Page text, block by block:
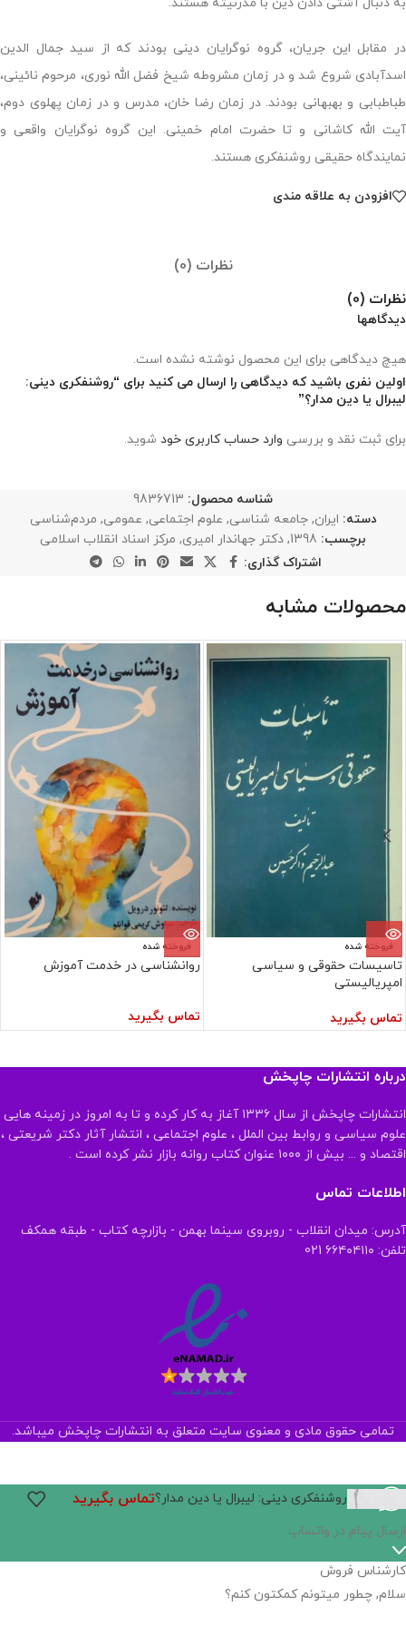
در مقابل این جریان، گروه نوگرایان دینی بودند که از سید جمال الدین
اسدآبادی شروع شد و در زمان مشروطه شیخ فضل الله نوری، مرحوم نائینی،
طباطبابی و بهبهانی بودند. در زمان رضا خان، مدرس و در زمان پهلوی دوم،
آیت الله کاشانی و تا حضرت امام خمینی. این گروه نوگرایان واقعی و
نمایندگاه حقیقی روشنفکری هستند.
افزودن به علاقه مندی
نظرات (0)
نظرات (0)
دیدگاهها
هیچ دیدگاهی برای این محصول نوشته نشده است.
اولین نفری باشید که دیدگاهی را ارسال می کنید برای “روشنفکری دینی:
لیبرال یا دین مدار؟”
برای ثبت نقد و بررسی وارد حساب کاربری خود شوید.
شناسه محصول: 9836713
دسته: ایران, جامعه شناسی, علوم اجتماعی, عمومی, مردم‌شناسی
برچسب: 1398
, دکتر جهاندار امیری, مرکز اسناد انقلاب اسلامی
اشتراک گذاری:
محصولات مشابه
فروخته شده
تاسیسات حقوقی و سیاسی
امپریالیستی
تماس بگیرید
فروخته شده
روانشناسی در خدمت آموزش
تماس بگیرید
درباره انتشارات چاپخش
انتشارات چاپخش از سال ۱۳۳۶ آغاز به کار کرده و تا به امروز در زمینه هایی
علوم سیاسی و روابط بین الملل ، علوم اجتماعی ، انتشار آثار دکتر شریعتی ،
اقتصاد و ... بیش از ۱۰۰۰ عنوان کتاب روانه بازار نشر کرده است .
اطلاعات تماس
آدرس: میدان انقلاب - روبروی سینما بهمن - بازارچه کتاب - طبقه همکف
تلفن: ۶۶۴۰۴۱۱۰ 021
تمامی حقوق مادی و معنوی سایت متعلق به انتشارات چاپخش میباشد.
روشنفکری دینی: لیبرال یا دین مدار؟تماس بگیرید
اگر